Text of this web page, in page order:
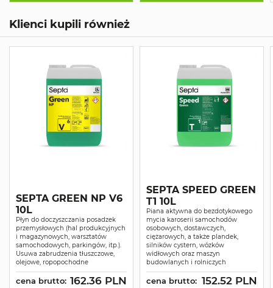
Klienci kupili również
SEPTA GREEN NP V6
10L
Płyn do doczyszczania posadzek
przemysłowych (hal produkcyjnych
i magazynowych, warsztatów
samochodowych, parkingów, itp.).
Usuwa zabrudzenia tłuszczowe,
olejowe, ropopochodne
cena brutto: 162.36 PLN
SEPTA SPEED GREEN
T1 10L
Piana aktywna do bezdotykowego
mycia karoserii samochodów
osobowych, dostawczych,
ciężarowych, a także plandek,
silników cystern, wózków
widłowych oraz maszyn
budowlanych i rolniczych
cena brutto: 152.52 PLN